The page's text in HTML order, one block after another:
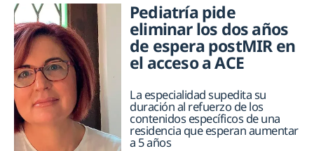
Pediatría pide
eliminar los dos años
de espera postMIR en
el acceso a ACE
La especialidad supedita su
duración al refuerzo de los
contenidos específicos de una
residencia que esperan aumentar
a 5 años